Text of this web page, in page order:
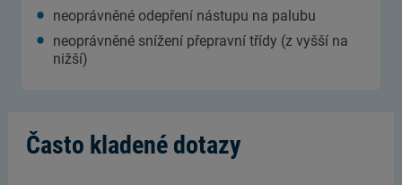
neoprávněné odepření nástupu na palubu
neoprávněné snížení přepravní třídy (z vyšší na
nižší)
Často kladené dotazy